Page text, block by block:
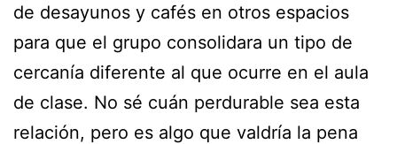
de desayunos y cafés en otros espacios
para que el grupo consolidara un tipo de
cercanía diferente al que ocurre en el aula
de clase. No sé cuán perdurable sea esta
relación, pero es algo que valdría la pena